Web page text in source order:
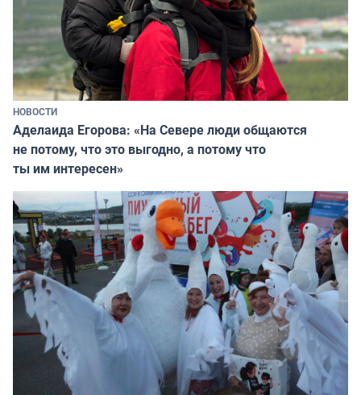
НОВОСТИ
Аделаида Егорова: «На Севере люди общаются
не потому, что это выгодно, а потому что
ты им интересен»